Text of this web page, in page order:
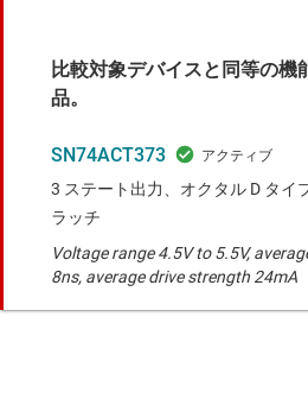
比較対象デバイスと同等の機
品。
SN74ACT373
3 ステート出力、オクタル D タイ
ラッチ
Voltage range 4.5V to 5.5V,
8ns, average drive strength 24mA